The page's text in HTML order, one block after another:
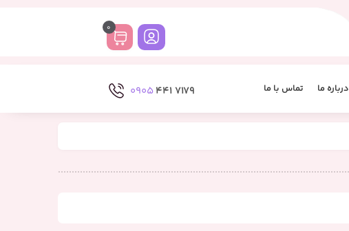
0
درباره ما تماس با ما 7179 441
0905